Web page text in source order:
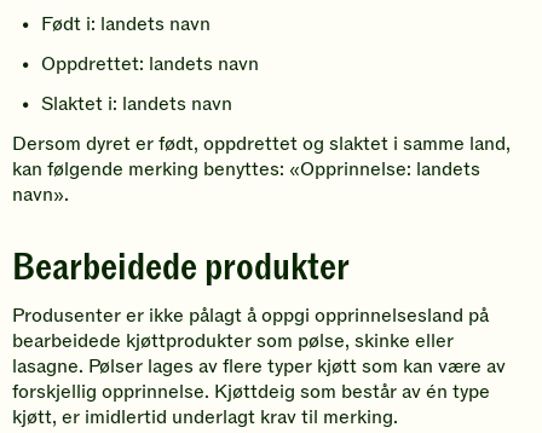
Født i: landets navn
Oppdrettet: landets navn
Slaktet i: landets navn
Dersom dyret er født, oppdrettet og slaktet i samme land,
kan følgende merking benyttes: «Opprinnelse: landets
navn».
Bearbeidede produkter
Produsenter er ikke pålagt å oppgi opprinnelsesland på
bearbeidede kjøttproduktersom pølse, skinke eller
lasagne. Pølser lages av flere typer kjøtt som kan være av
forskjellig opprinnelse. Kjøttdeig som består av én type
kjøtt, er imidlertid underlagt krav til merking.